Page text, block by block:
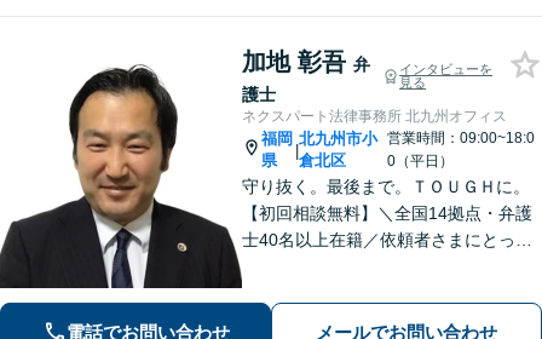
加地 彰吾 弁
護士
インタビューを
見る
ネクスパート法律事務所 北九州オフィス
福岡
県
|
北九州市小
倉北区
営業時間：09:00~18:0
0（平日）
守り抜く。最後まで。ＴＯＵＧＨに。
【初回相談無料】＼全国14拠点・弁護
士40名以上在籍／依頼者さまにとって
題/相続/交通事故/刑事事件など、ご相
電話でお問い合わせ メールでお問い合わせ